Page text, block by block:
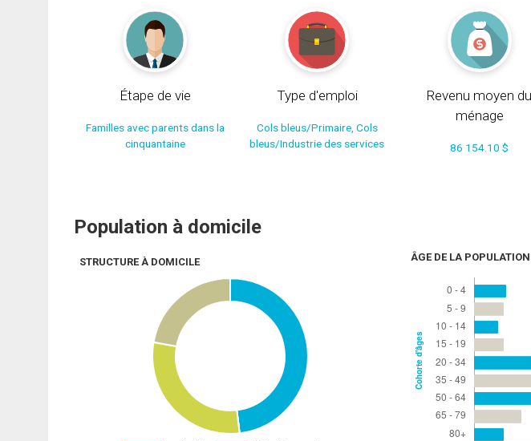
Étape de vie
Familles avec parents dans la
cinquantaine
Type d'emploi
Cols bleus/Primaire, Cols
bleus/Industrie des services
Revenu moyen du
ménage
86 154.10 $
Population à domicile
STRUCTURE À DOMICILE ÂGE DE LA POPULATION